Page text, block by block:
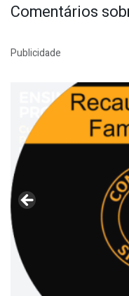
Comentários
Publicidade